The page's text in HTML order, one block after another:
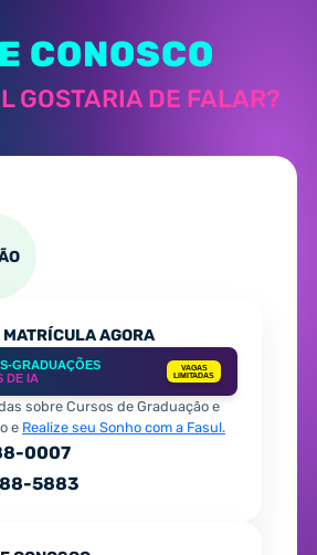
CONOSCO
GOSTARIA DE FALAR?
AGORA
GRADUAÇÕES
DE IA
VAGAS
LIMITADAS
sobre Cursos de Graduação e
e Realize seu Sonho com a Fasul.
0007
5883